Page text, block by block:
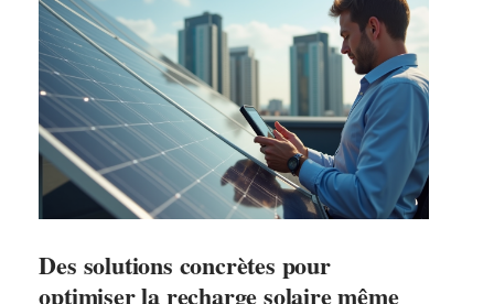
Des solutions concrètes pour
optimiser la recharge solaire même